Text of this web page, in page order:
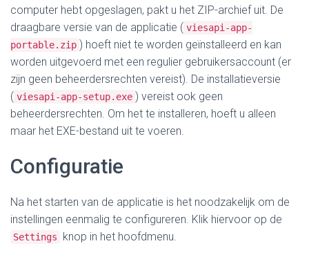
computer hebt opgeslagen, pakt u het ZIP-archief uit. De
draagbare versie van de applicatie ( viesapi-app-
portable.zip ) hoeft niet te worden geïnstalleerd en kan
worden uitgevoerd met een regulier gebruikersaccount (er
zijn geen beheerdersrechten vereist). De installatieversie
( viesapi-app-setup.exe ) vereist ook geen
beheerdersrechten. Om het te installeren, hoeft u alleen
maar het EXE-bestand uit te voeren.
Configuratie
Na het starten van de applicatie is het noodzakelijk om de
instellingen eenmalig te configureren. Klik hiervoor op de
Settings knop in het hoofdmenu.